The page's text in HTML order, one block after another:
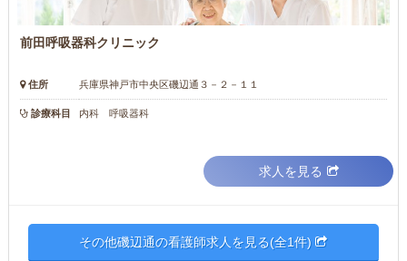
前田呼吸器科クリニック
住所 兵庫県神戸市中央区磯辺通３－２－１１
診療科目 内科 呼吸器科
求人を見る
その他磯辺通の看護師求人を見る(全1件)